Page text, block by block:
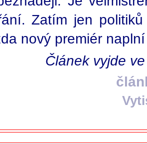
Zatím jen
nový premiér
Článek vyjde